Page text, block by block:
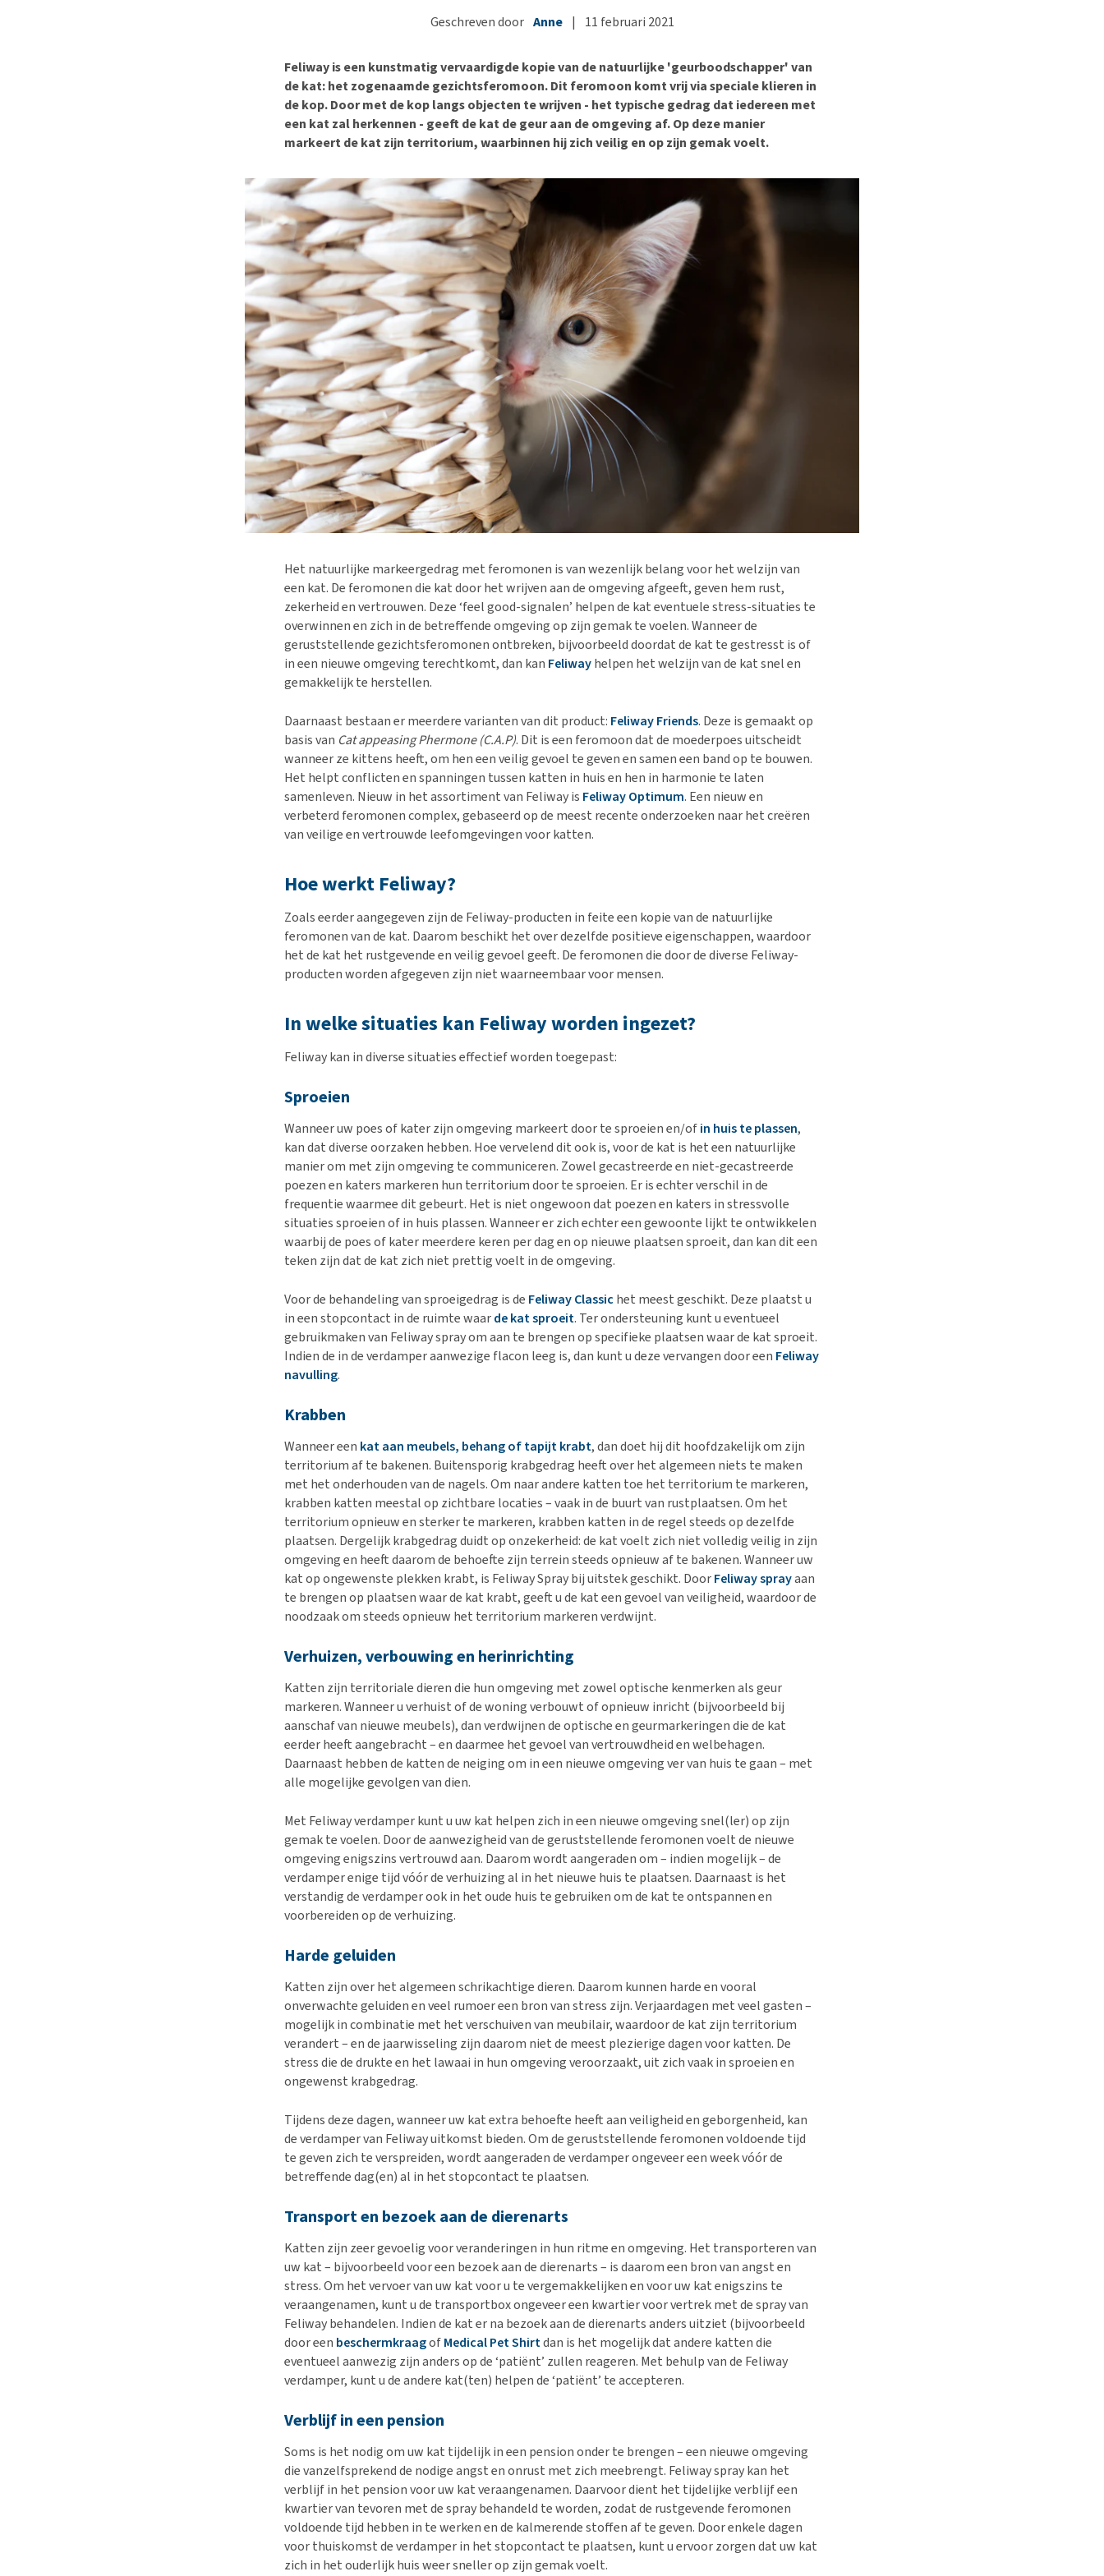
Vegan hondenvoer
Snacks
Bekijk alles
Bench
Puppy benodigdheden
Bekijk alles
Bekijk alles
Spieren, pezen en botten
Vruchtbaarheid
Bekijk alles
Geschreven door Anne | 11 februari 2021
Feliway is een kunstmatig vervaardigde kopie van de natuurlijke 'geurboodschapper' van
de kat: het zogenaamde gezichtsferomoon. Dit feromoon komt vrij via speciale klieren in
de kop. Door met de kop langs objecten te wrijven - het typische gedrag dat iedereen met
een kat zal herkennen - geeft de kat de geur aan de omgeving af. Op deze manier
markeert de kat zijn territorium, waarbinnen hij zich veilig en op zijn gemak voelt.
Het natuurlijke markeergedrag met feromonen is van wezenlijk belang voor het welzijn van
een kat. De feromonen die kat door het wrijven aan de omgeving afgeeft, geven hem rust,
zekerheid en vertrouwen. Deze ‘feel good-signalen’ helpen de kat eventuele stress-situaties te
overwinnen en zich in de betreffende omgeving op zijn gemak te voelen. Wanneer de
geruststellende gezichtsferomonen ontbreken, bijvoorbeeld doordat de kat te gestresst is of
in een nieuwe omgeving terechtkomt, dan kan Feliwayhelpen het welzijn van de kat snel en
gemakkelijk te herstellen.
Daarnaast bestaan er meerdere varianten van dit product: Feliway Friends. Deze is gemaakt op
basis van Cat appeasing Phermone (C.A.P). Dit is een feromoon dat de moederpoes uitscheidt
wanneer ze kittens heeft, om hen een veilig gevoel te geven en samen een band op te bouwen.
Het helpt conflicten en spanningen tussen katten in huis en hen in harmonie te laten
samenleven. Nieuw in het assortiment van Feliway is Feliway Optimum. Een nieuw en
verbeterd feromonen complex, gebaseerd op de meest recente onderzoeken naar het creëren
van veilige en vertrouwde leefomgevingen voor katten.
Hoe werkt Feliway?
Zoals eerder aangegeven zijn de Feliway-producten in feite een kopie van de natuurlijke
feromonen van de kat. Daarom beschikt het over dezelfde positieve eigenschappen, waardoor
het de kat het rustgevende en veilig gevoel geeft. De feromonen die door de diverse Feliway-
producten worden afgegeven zijn niet waarneembaar voor mensen.
In welke situaties kan Feliway worden ingezet?
Feliway kan in diverse situaties effectief worden toegepast:
Sproeien
Wanneer uw poes of kater zijn omgeving markeert door te sproeien en/ofin huis te plassen,
kan dat diverse oorzaken hebben. Hoe vervelend dit ook is, voor de kat is het een natuurlijke
manier om met zijn omgeving te communiceren. Zowel gecastreerde en niet-gecastreerde
poezen en katers markeren hun territorium door te sproeien. Er is echter verschil in de
frequentie waarmee dit gebeurt. Het is niet ongewoon dat poezen en katers in stressvolle
situaties sproeien of in huis plassen. Wanneer er zich echter een gewoonte lijkt te ontwikkelen
waarbij de poes of kater meerdere keren per dag en op nieuwe plaatsen sproeit, dan kan dit een
teken zijn dat de kat zich niet prettig voelt in de omgeving.
Voor de behandeling van sproeigedrag is de Feliway Classic het meest geschikt. Deze plaatst u
in een stopcontact in de ruimte waarde kat sproeit. Ter ondersteuning kunt u eventueel
gebruikmaken van Feliway spray om aan te brengen op specifieke plaatsen waar de kat sproeit.
Indien de in de verdamper aanwezige flacon leeg is, dan kunt u deze vervangen door een Feliway
navulling.
Krabben
Wanneer een kat aan meubels, behang of tapijt krabt, dan doet hij dit hoofdzakelijk om zijn
territorium af te bakenen. Buitensporig krabgedrag heeft over het algemeen niets te maken
met het onderhouden van de nagels. Om naar andere katten toe het territorium te markeren,
krabben katten meestal op zichtbare locaties – vaak in de buurt van rustplaatsen. Om het
territorium opnieuw en sterker te markeren, krabben katten in de regel steeds op dezelfde
plaatsen. Dergelijk krabgedrag duidt op onzekerheid: de kat voelt zich niet volledig veilig in zijn
omgeving en heeft daarom de behoefte zijn terrein steeds opnieuw af te bakenen. Wanneer uw
kat op ongewenste plekken krabt, is Feliway Spray bij uitstek geschikt. DoorFeliway sprayaan
te brengen op plaatsen waar de kat krabt, geeft u de kat een gevoel van veiligheid, waardoor de
noodzaak om steeds opnieuw het territorium markeren verdwijnt.
Verhuizen, verbouwing en herinrichting
Katten zijn territoriale dieren die hun omgeving met zowel optische kenmerken als geur
markeren. Wanneer u verhuist of de woning verbouwt of opnieuw inricht (bijvoorbeeld bij
aanschaf van nieuwe meubels), dan verdwijnen de optische en geurmarkeringen die de kat
eerder heeft aangebracht – en daarmee het gevoel van vertrouwdheid en welbehagen.
Daarnaast hebben de katten de neiging om in een nieuwe omgeving ver van huis te gaan – met
alle mogelijke gevolgen van dien.
Met Feliway verdamper kunt u uw kat helpen zich in een nieuwe omgeving snel(ler) op zijn
gemak te voelen. Door de aanwezigheid van de geruststellende feromonen voelt de nieuwe
omgeving enigszins vertrouwd aan. Daarom wordt aangeraden om – indien mogelijk – de
verdamper enige tijd vóór de verhuizing al in het nieuwe huis te plaatsen. Daarnaast is het
verstandig de verdamper ook in het oude huis te gebruiken om de kat te ontspannen en
voorbereiden op de verhuizing.
Harde geluiden
Katten zijn over het algemeen schrikachtige dieren. Daarom kunnen harde en vooral
onverwachte geluiden en veel rumoer een bron van stress zijn. Verjaardagen met veel gasten –
mogelijk in combinatie met het verschuiven van meubilair, waardoor de kat zijn territorium
verandert – en de jaarwisseling zijn daarom niet de meest plezierige dagen voor katten. De
stress die de drukte en het lawaai in hun omgeving veroorzaakt, uit zich vaak in sproeien en
ongewenst krabgedrag.
Tijdens deze dagen, wanneer uw kat extra behoefte heeft aan veiligheid en geborgenheid, kan
de verdamper van Feliway uitkomst bieden. Om de geruststellende feromonen voldoende tijd
te geven zich te verspreiden, wordt aangeraden de verdamper ongeveer een week vóór de
betreffende dag(en) al in het stopcontact te plaatsen.
Transport en bezoek aan de dierenarts
Katten zijn zeer gevoelig voor veranderingen in hun ritme en omgeving. Het transporteren van
uw kat – bijvoorbeeld voor een bezoek aan de dierenarts – is daarom een bron van angst en
stress. Om het vervoer van uw kat voor u te vergemakkelijken en voor uw kat enigszins te
veraangenamen, kunt u de transportbox ongeveer een kwartier voor vertrek met de spray van
Feliway behandelen. Indien de kat er na bezoek aan de dierenarts anders uitziet (bijvoorbeeld
door een beschermkraagofMedical Pet Shirtdan is het mogelijk dat andere katten die
eventueel aanwezig zijn anders op de ‘patiënt’ zullen reageren. Met behulp van de Feliway
verdamper, kunt u de andere kat(ten) helpen de ‘patiënt’ te accepteren.
Verblijf in een pension
Soms is het nodig om uw kat tijdelijk in een pension onder te brengen – een nieuwe omgeving
die vanzelfsprekend de nodige angst en onrust met zich meebrengt. Feliway spray kan het
verblijf in het pension voor uw kat veraangenamen. Daarvoor dient het tijdelijke verblijf een
kwartier van tevoren met de spray behandeld te worden, zodat de rustgevende feromonen
voldoende tijd hebben in te werken en de kalmerende stoffen af te geven. Door enkele dagen
voor thuiskomst de verdamper in het stopcontact te plaatsen, kunt u ervoor zorgen dat uw kat
zich in het ouderlijk huis weer sneller op zijn gemak voelt.